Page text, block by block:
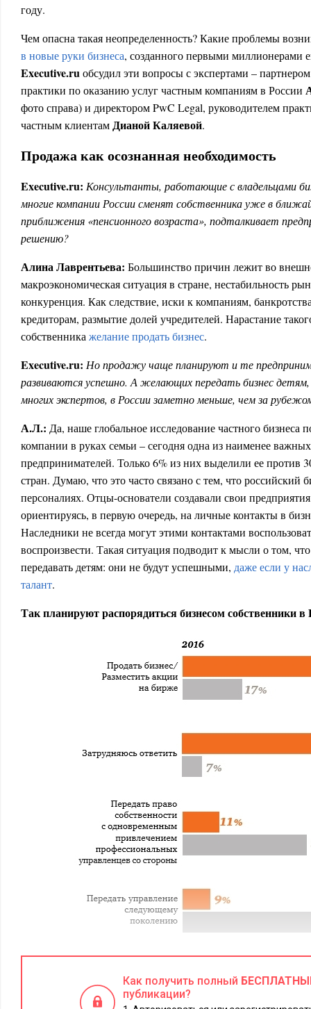
году.
Чем опасна такая неопределенность? Какие проблемы
в новые руки бизнеса, созданного первыми миллионерами
Executive.ruобсудил эти вопросы с экспертами –
практики по оказанию услуг частным компаниям в России
фото справа) и директором PwC Legal, руководителем
частным клиентамДианой Каляевой.
Продажа как осознанная необходимость
Executive.ru: Консультанты, работающие с владельцами
многие компании России сменят собственника уже в
приближения «пенсионного возраста», подталкивает
решению?
Алина Лаврентьева: Большинство причин лежит во
макроэкономическая ситуация в стране, нестабильность
конкуренция. Как следствие, иски к компаниям,
кредиторам, размытие долей учредителей. Нарастание
собственника желание продать бизнес.
Executive.ru: Но продажу чаще планируют и те
развиваются успешно. А желающих передать бизнес
многих экспертов, в России заметно меньше, чем за
А.Л.: Да, наше глобальное исследование частного бизнеса
компании в руках семьи – сегодня одна из наименее
предпринимателей. Только 6% из них выделили ее против
стран. Думаю, что это часто связано с тем, что российский
персоналиях. Отцы-основатели создавали свои
ориентируясь, в первую очередь, на личные контакты в
Наследники не всегда могут этими контактами
воспроизвести. Такая ситуация подводит к мысли о том,
передавать детям: они не будут успешными, даже если у
талант.
Так планируют распорядиться бизнесом собственники в
Как получить полный
публикации?